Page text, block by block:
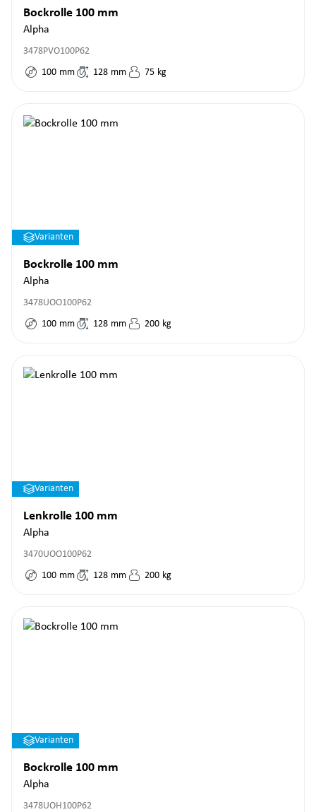
Bockrolle 100 mm
Alpha
3478PVO100P62
100 mm 128 mm 75 kg
Varianten
Bockrolle 100 mm
Alpha
3478UOO100P62
100 mm 128 mm 200 kg
Varianten
Lenkrolle 100 mm
Alpha
3470UOO100P62
100 mm 128 mm 200 kg
Varianten
Bockrolle 100 mm
Alpha
3478UOH100P62